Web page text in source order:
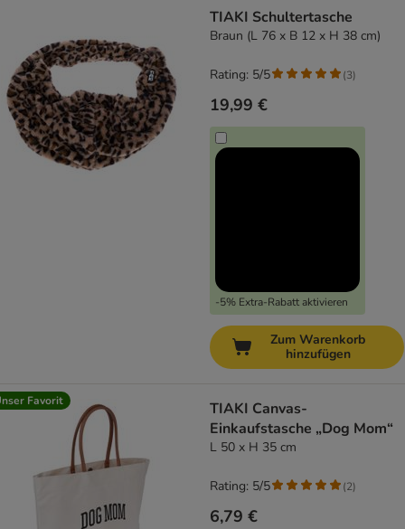
TIAKI Schultertasche
Braun (L 76 x B 12 x H 38 cm)
19,99 €
-5% Extra-Rabatt aktivieren
Rating: 5/5 (3)
Zum Warenkorb
hinzufügen
Favorit
TIAKI Canvas-
Einkaufstasche „Dog Mom“
L 50 x H 35 cm
6,79 €
Rating: 5/5 (2)